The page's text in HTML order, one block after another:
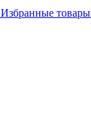
Избранные товары